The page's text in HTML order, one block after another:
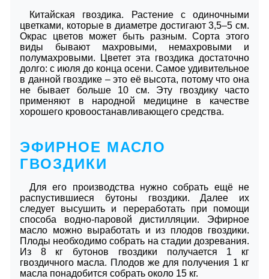
Китайская гвоздика. Растение с одиночными
цветками, которые в диаметре достигают 3,5–5 см.
Окрас цветов может быть разным. Сорта этого
виды бывают махровыми, немахровыми и
полумахровыми. Цветет эта гвоздика достаточно
долго: с июля до конца осени. Самое удивительное
в данной гвоздике – это её высота, потому что она
не бывает больше 10 см. Эту гвоздику часто
применяют в народной медицине в качестве
хорошего кровоостанавливающего средства.
ЭФИРНОЕ МАСЛО
ГВОЗДИКИ
Для его производства нужно собрать ещё не
распустившиеся бутоны гвоздики. Далее их
следует высушить и переработать при помощи
способа водно-паровой дистилляции. Эфирное
масло можно выработать и из плодов гвоздики.
Плоды необходимо собрать на стадии дозревания.
Из 8 кг бутонов гвоздики получается 1 кг
гвоздичного масла. Плодов же для получения 1 кг
масла понадобится собрать около 15 кг.